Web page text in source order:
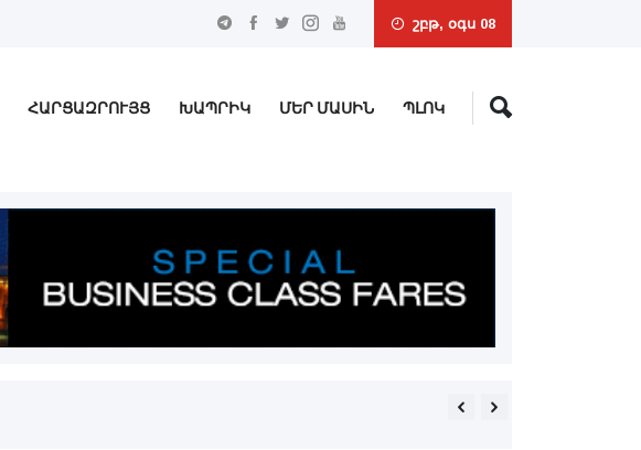
շբթ, օգս 08
ՀԱՐՑԱԶՐՈՒՅՑ ԽԱՊՐԻԿ ՄԵՐ ՄԱՍԻՆ
ՊԼՈԿ
Ռուսիա ԱԹՍ-ներով